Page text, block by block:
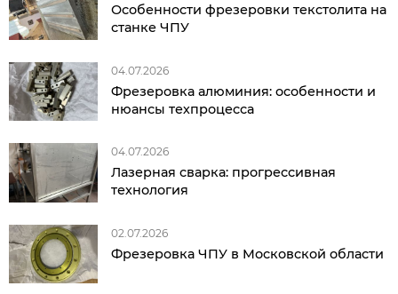
Особенности фрезеровки текстолита на
станке ЧПУ
04.07.2026
Фрезеровка алюминия: особенности и
нюансы техпроцесса
04.07.2026
Лазерная сварка: прогрессивная
технология
02.07.2026
Фрезеровка ЧПУ в Московской области